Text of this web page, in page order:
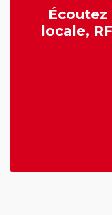
locale,